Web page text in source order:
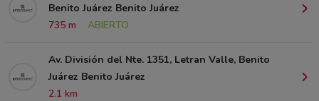
Benito Juárez Benito Juárez
735 m
ABIERTO
Av. División del Nte. 1351, Letran Valle, Benito
Juárez Benito Juárez
2.1 km